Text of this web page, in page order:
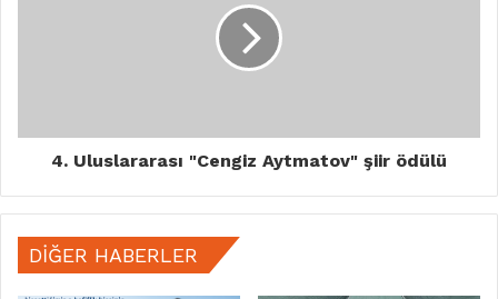
4. Uluslararası "Cengiz Aytmatov" şiir ödülü
DIĞER HABERLER